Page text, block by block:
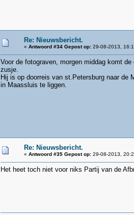
Re: Nieuwsbericht.
« Antwoord #34 Gepost op:29-08-2013,
Voor de fotograven, morgen middag komt
zusje.
Hij is op doorreis van st.Petersburg naar de
in Maassluis te liggen.
Re: Nieuwsbericht.
« Antwoord #35 Gepost op:29-08-2013,
Het heet toch niet voor niks Partij van de